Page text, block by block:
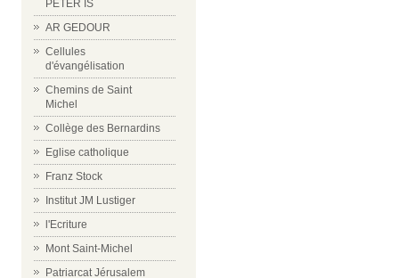
PETER IS
AR GEDOUR
Cellules
d'évangélisation
Chemins de Saint
Michel
Collège des Bernardins
Eglise catholique
Franz Stock
Institut JM Lustiger
l'Ecriture
Mont Saint-Michel
Patriarcat Jérusalem